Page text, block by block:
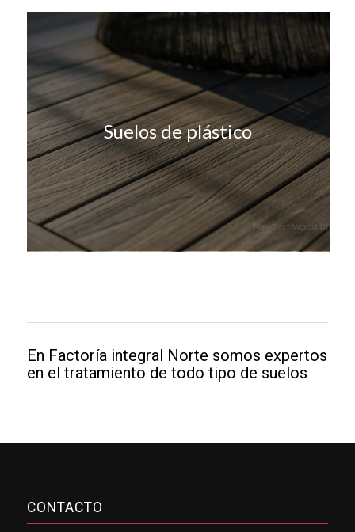
Suelos de plástico
En Factoría integral Norte somos expertos
en el tratamiento de todo tipo de suelos
CONTACTO